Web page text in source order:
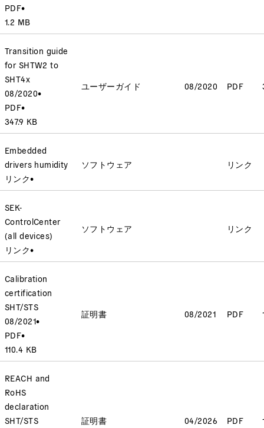
PDF•
1.2 MB
Transition guide
for SHTW2 to
SHT4x
08/2020•
PDF•
347.9 KB
ユーザーガイド 08/2020 PDF
Embedded
drivers humidity
リンク•
ソフトウェア リンク
SEK-
ControlCenter
(all devices)
リンク•
ソフトウェア リンク
Calibration
certification
SHT/STS
08/2021•
PDF•
110.4 KB
証明書 08/2021 PDF
REACH and
RoHS
declaration
SHT/STS
証明書 04/2026 PDF